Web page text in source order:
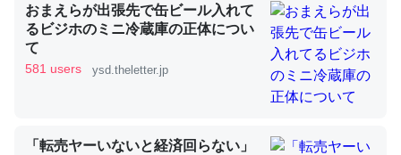
くらい。小説でいう「ずっと前の伏線」は回収されないけ
ど、短期記憶というには多い分量。進化すればするほど分
かりやすく強くなりそう
─GPTの仕組みと限界についての考察（１） - conceptualization
おまえらが出張先で缶ビール入れて
るビジホのミニ冷蔵庫の正体につい
て
581 users ysd.theletter.jp
「転売ヤーいないと経済回らない」